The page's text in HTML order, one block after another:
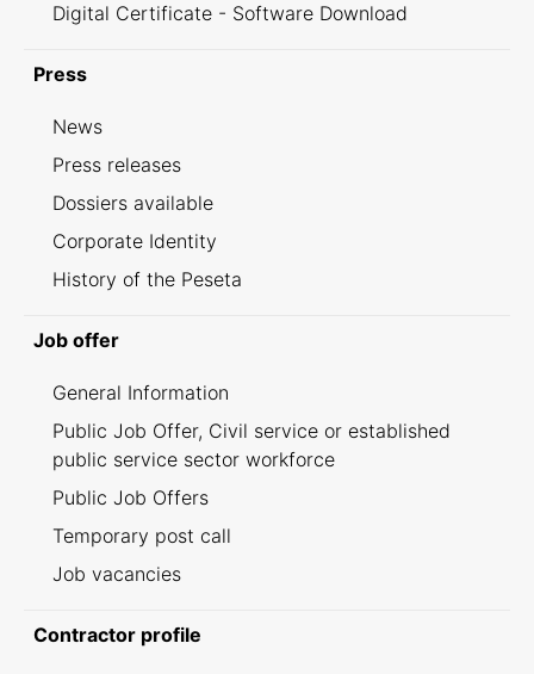
Digital Certificate - Software Download
Press
News
Press releases
Dossiers available
Corporate Identity
History of the Peseta
Job offer
General Information
Public Job Offer, Civil service or established
public service sector workforce
Public Job Offers
Temporary post call
Job vacancies
Contractor profile